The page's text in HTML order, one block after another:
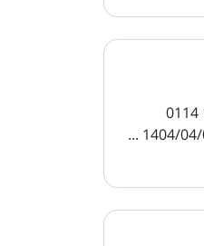
تاریخ پین 1404/04/01 0113 1404/04/02 0114